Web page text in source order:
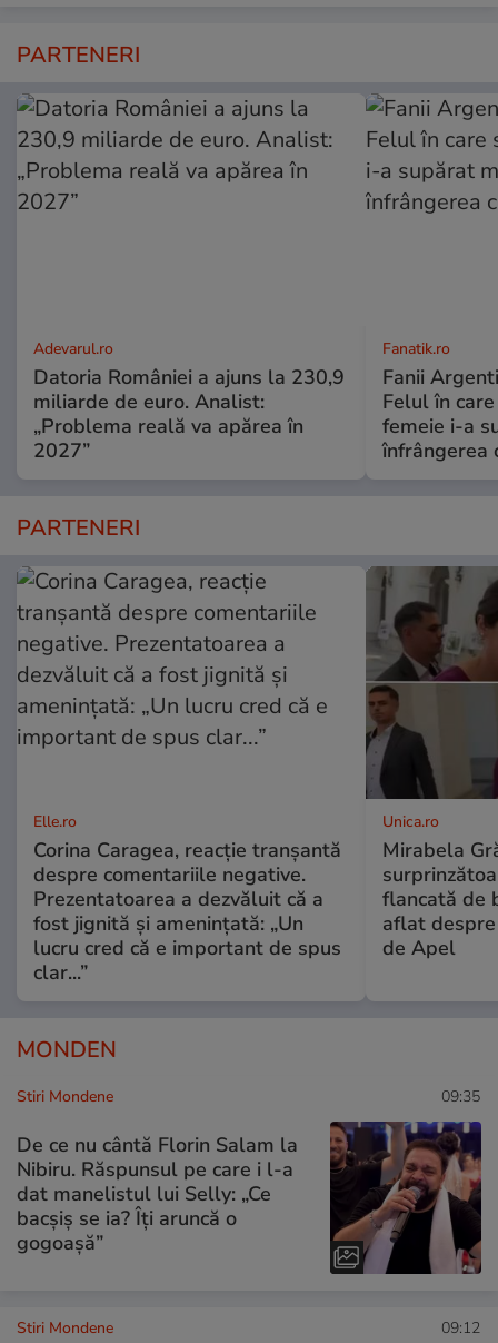
PARTENERI
Adevarul.ro
Datoria României a ajuns la 230,9
miliarde de euro. Analist:
„Problema reală va apărea în
2027”
Fanatik.ro
Fanii
Felul în
femeie i-a
înfrângerea
PARTENERI
Elle.ro
Corina Caragea, reacție tranșantă
despre comentariile negative.
Prezentatoarea a dezvăluit că a
fost jignită și amenințată: „Un
lucru cred că e important de spus
clar...”
Unica.ro
Mirabela
flancată de
aflat
de Apel
MONDEN
Stiri Mondene 09:35
De ce nu cântă Florin Salam la
Nibiru. Răspunsul pe care i l-a
dat manelistul lui Selly: „Ce
bacșiș se ia? Îți aruncă o
gogoașă”
Stiri Mondene 09:12